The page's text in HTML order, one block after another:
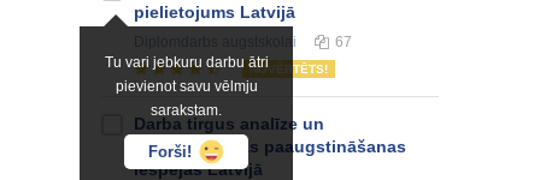
Tu vari jebkuru darbu ātri
pievienot savu vēlmju
sarakstam.
Forši!
pielietojums Latvijā
augstskolai 67
NOVĒRTĒTS!
Darba tirgus analīze un
nodarbinātības paaugstināšanas
iespējas Latvijā